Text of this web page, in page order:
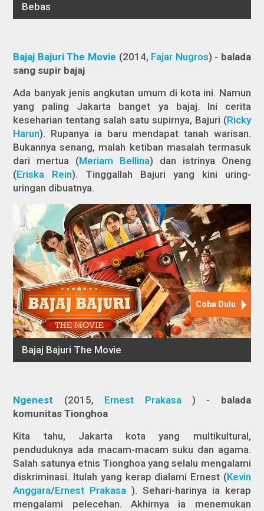
Bajaj Bajuri The Movie (2014, Fajar Nugros) - balada
sang supir bajaj
Ada banyak jenis angkutan umum di kota ini. Namun
yang paling Jakarta banget ya bajaj. Ini cerita
keseharian tentang salah satu supirnya, Bajuri (Ricky
Harun). Rupanya ia baru mendapat tanah warisan.
Bukannya senang, malah ketiban masalah termasuk
dari mertua (Meriam Bellina) dan istrinya Oneng
(Eriska Rein). Tinggallah Bajuri yang kini uring-
uringan dibuatnya.
Ngenest (2015, Ernest Prakasa ) - balada
komunitas Tionghoa
Kita tahu, Jakarta kota yang multikultural,
penduduknya ada macam-macam suku dan agama.
Salah satunya etnis Tionghoa yang selalu mengalami
diskriminasi. Itulah yang kerap dialami Ernest (Kevin
Anggara/Ernest Prakasa). Sehari-harinya ia kerap
mengalami pelecehan. Akhirnya ia menemukan